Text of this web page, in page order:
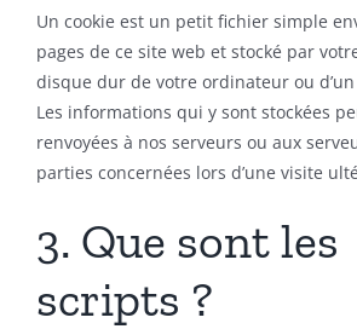
Un cookie est un petit fichier simple
pages de ce site web et stocké par
disque dur de votre ordinateur ou
Les informations qui y sont stockées
renvoyées à nos serveurs ou aux
parties concernées lors d’une visite
3. Que sont les
scripts ?